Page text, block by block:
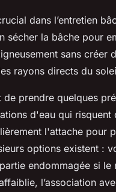
dans l’entretien
sécher la bâche pour
sans
rayons directs du
prendre quelques
d'eau qui
l'attache pour
options existent :
endommagée si le
l’association